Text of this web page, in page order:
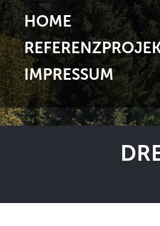
HOME
IMPRESSUM